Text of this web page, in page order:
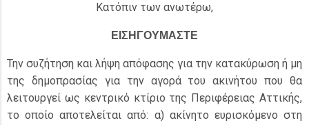
Κατόπιν των ανωτέρω,
ΕΙΣΗΓΟΥΜΑΣΤΕ
Την συζήτηση και λήψη απόφασης για την κατακύρωση ή μη
της δημοπρασίας για την αγορά του ακινήτου που θα
λειτουργεί ως κεντρικό κτίριο της Περιφέρειας Αττικής,
το οποίο αποτελείται από: α) ακίνητο ευρισκόμενο στη